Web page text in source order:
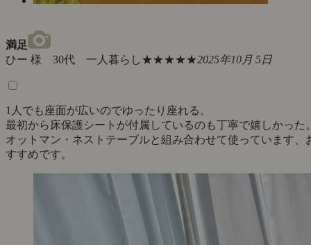
満足
ひー 様 30代 一人暮らし★★★★★2025年10月 5日
1人でも座面が広いのでゆったり座れる。
最初から床保護シートが付属しているのも丁寧で嬉しかった
オットマン・ネストテーブルと組み合わせて使っています、
すすめです。